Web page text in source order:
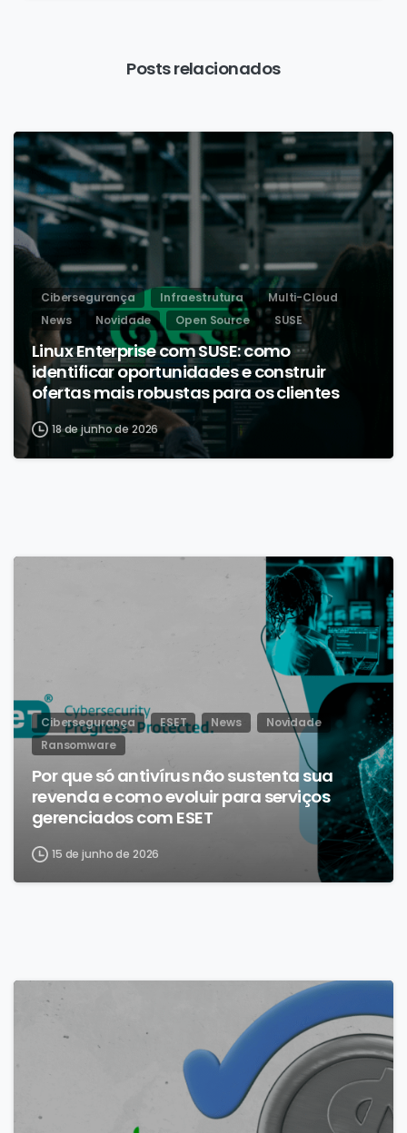
Posts relacionados
Cibersegurança Infraestrutura
Multi-Cloud
News
Novidade Open Source SUSE
Linux Enterprise com SUSE: como
identificar oportunidades e construir
ofertas mais robustas para os clientes
18 de junho de 2026
Cibersegurança ESET News
Novidade
Ransomware
Por que só antivírus não sustenta sua
revenda e como evoluir para serviços
gerenciados com ESET
15 de junho de 2026